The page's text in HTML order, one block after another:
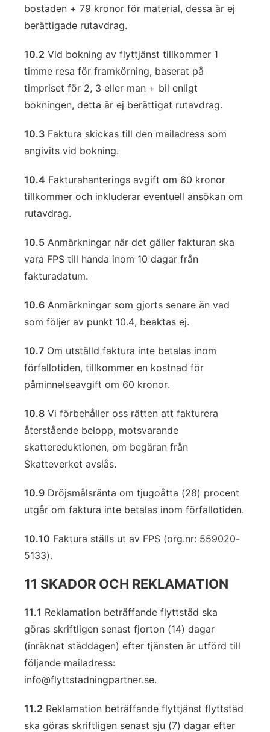
bostaden + 79 kronor för material, dessa är ej
berättigade rutavdrag.
10.2 Vid bokning av flyttjänst tillkommer 1
timme resa för framkörning, baserat på
timpriset för 2, 3 eller man + bil enligt
bokningen, detta är ej berättigat rutavdrag.
10.3 Faktura skickas till den mailadress som
angivits vid bokning.
10.4 Fakturahanterings avgift om 60 kronor
tillkommer och inkluderar eventuell ansökan om
rutavdrag.
10.5 Anmärkningar när det gäller fakturan ska
vara FPS till handa inom 10 dagar från
fakturadatum.
10.6 Anmärkningar som gjorts senare än vad
som följer av punkt 10.4, beaktas ej.
10.7 Om utställd faktura inte betalas inom
förfallotiden, tillkommer en kostnad för
påminnelseavgift om 60 kronor.
10.8 Vi förbehåller oss rätten att fakturera
återstående belopp, motsvarande
skattereduktionen, om begäran från
Skatteverket avslås.
10.9 Dröjsmålsränta om tjugoåtta (28) procent
utgår om faktura inte betalas inom förfallotiden.
10.10 Faktura ställs ut av FPS (org.nr: 559020-
5133).
11 SKADOR OCH REKLAMATION
11.1 Reklamation beträffande flyttstäd ska
göras skriftligen senast fjorton (14) dagar
(inräknat städdagen) efter tjänsten är utförd till
följande mailadress:
info@flyttstadningpartner.se.
11.2 Reklamation beträffande flyttjänst flyttstäd
ska göras skriftligen senast sju (7) dagar efter